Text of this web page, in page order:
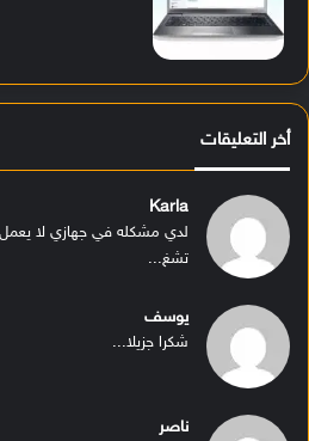
أخر التعليقات
Karla
لدي مشكله في جهازي لا يعمل
تشغ...
يوسف
شكرا جزيلا...
ناصر